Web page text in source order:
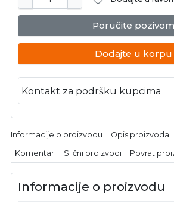
Poručite pozivom
Dodajte u korpu
Kontakt za podršku kupcima
Informacije o proizvodu Opis proizvoda
Komentari Slični proizvodi Povrat
Informacije o proizvodu